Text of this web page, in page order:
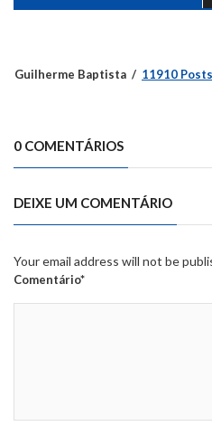
Guilherme Baptista 11910 Posts
0 COMENTÁRIOS
DEIXE UM COMENTÁRIO
Your email address will not be
Comentário*